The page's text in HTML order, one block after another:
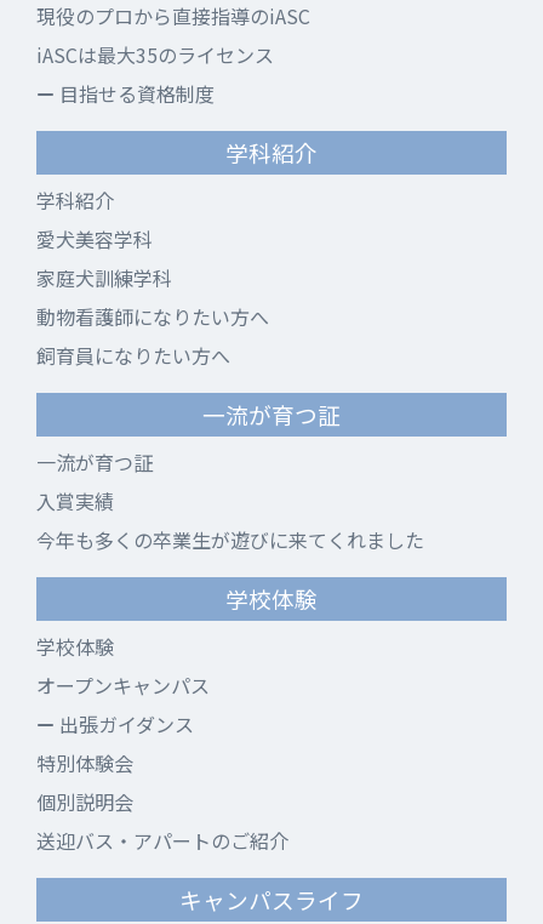
現役のプロから直接指導のiASC
iASCは最大35のライセンス
目指せる資格制度
学科紹介
学科紹介
愛犬美容学科
家庭犬訓練学科
動物看護師になりたい方へ
飼育員になりたい方へ
一流が育つ証
一流が育つ証
入賞実績
今年も多くの卒業生が遊びに来てくれました
学校体験
学校体験
オープンキャンパス
出張ガイダンス
特別体験会
個別説明会
送迎バス・アパートのご紹介
キャンパスライフ